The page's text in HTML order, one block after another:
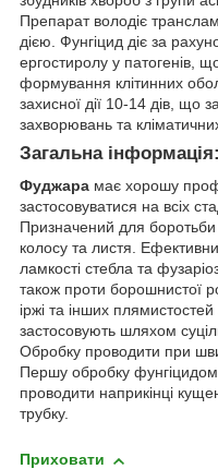
Препарат володіє
дією. Фунгіцид діє за
ергостиролу у патогенів,
формування клітинних
захисної дії 10-14 дів, що
захворювань та
Загальна інформація:
Фуджара має хорошу
застосовуватися на всіх
Призначений для
колосу та листя.
ламкості стебла та
також проти борошнистої
іржі та інших
застосовують шляхом
Обробку проводити при
Першу обробку фунгіцидом
проводити наприкінці
трубку.
Приховати